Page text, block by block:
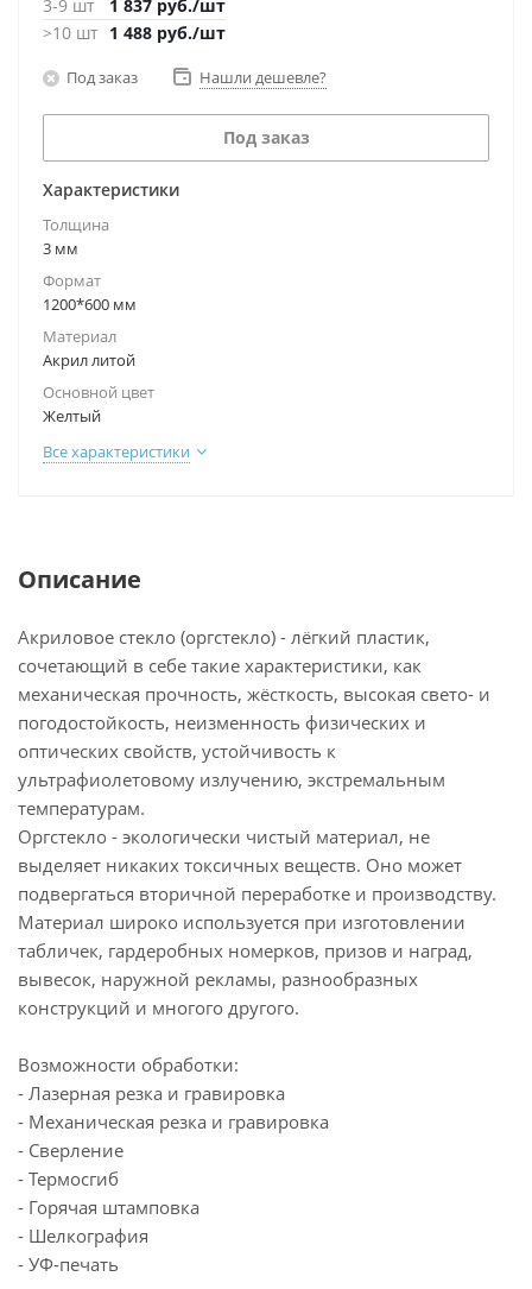
3-9 шт
1 837 руб./шт
>10 шт 1 488 руб./шт
Под заказ Нашли дешевле?
Под заказ
Характеристики
Толщина
3 мм
Формат
1200*600 мм
Материал
Акрил литой
Основной цвет
Желтый
Все характеристики
Описание
Акриловое стекло (оргстекло) - лёгкий пластик,
сочетающий в себе такие характеристики, как
механическая прочность, жёсткость, высокая свето- и
погодостойкость, неизменность физических и
оптических свойств, устойчивость к
ультрафиолетовому излучению, экстремальным
температурам.
Оргстекло - экологически чистый материал, не
выделяет никаких токсичных веществ. Оно может
подвергаться вторичной переработке и производству.
Материал широко используется при изготовлении
табличек, гардеробных номерков, призов и наград,
вывесок, наружной рекламы, разнообразных
конструкций и многого другого.
Возможности обработки:
- Лазерная резка и гравировка
- Механическая резка и гравировка
- Сверление
- Термосгиб
- Горячая штамповка
- Шелкография
- УФ-печать